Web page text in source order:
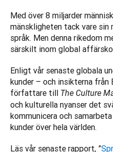
Med över 8 miljarder
mänskligheten tack vare sin
språk. Men denna rikedom
särskilt inom global
Enligt vår senaste globala
kunder – och insikterna från
författare till The Culture
och kulturella nyanser det
kommunicera och
kunder över hela världen.
Läs vår senaste rapport, ”